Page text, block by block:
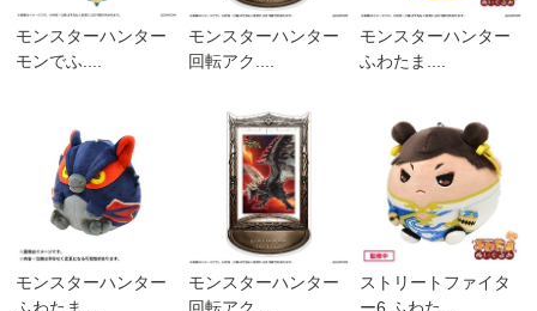
モンスターハンター
モンでふ....
モンスターハンター
回転アク....
モンスターハンター
ふわたま....
モンスターハンター
モンスターハンター
ストリートファイタ